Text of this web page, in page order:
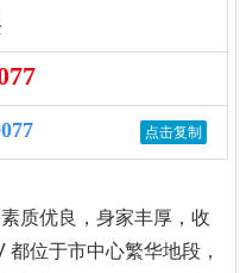
质优良，身家丰厚，收
位于市中心繁华地段，